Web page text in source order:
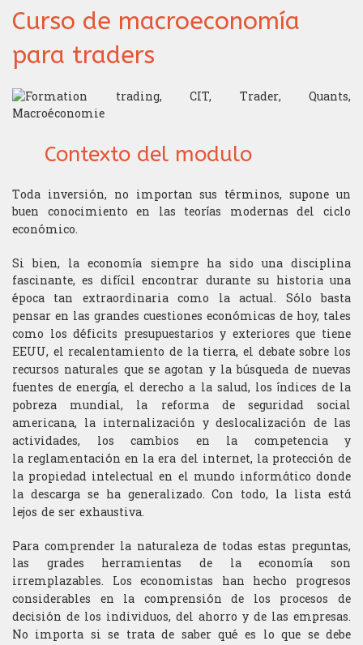
Proceso de admisión
Prueba de càlculo
Test de Inglés
Desarrollo
Financiamientos
Becas de investigaciòn
Finanzas conductuales
Hard finanzas
Optimizaciòn del portafolio
Trading de alta frecuencia
La enseñenza
Curso de decodificación
Geopolítica
Inglés coloquial
Inglés financiero
Matemáticas financieras
Matemáticas generales
Microeconomìa
Programa de análisis de la actualidad para traders
Psicología
Trading
Análisis técnico
Elección de subyacentes
Estrategia de trading
Gestión del estrés
Gestión del portafolio
Money management
Reconocimiento profesional
Analista financiero
Estructurador
Funciones anexas
Quant
Sales
Trader
Trader Ejecutivo
Curso de macroeconomía
para traders
Contexto del modulo
Toda inversión, no importan sus términos, supone un
buen conocimiento en las teorías modernas del ciclo
económico.
Si bien, la economía siempre ha sido una disciplina
fascinante, es difícil encontrar durante su historia una
época tan extraordinaria como la actual. Sólo basta
pensar en las grandes cuestiones económicas de hoy, tales
como los déficits presupuestarios y exteriores que tiene
EEUU, el recalentamiento de la tierra, el debate sobre los
recursos naturales que se agotan y la búsqueda de nuevas
fuentes de energía, el derecho a la salud, los índices de la
pobreza mundial, la reforma de seguridad social
americana, la internalización y deslocalización de las
actividades, los cambios en la competencia y
la reglamentación en la era del internet, la protección de
la propiedad intelectual en el mundo informático donde
la descarga se ha generalizado. Con todo, la lista está
lejos de ser exhaustiva.
Para comprender la naturaleza de todas estas preguntas,
las grades herramientas de laeconomía son
irremplazables. Los economistas han hecho progresos
considerables en la comprensión de los procesos de
decisión de los individuos, del ahorro y de las empresas.
No importa si se trata de saber qué es lo que se debe